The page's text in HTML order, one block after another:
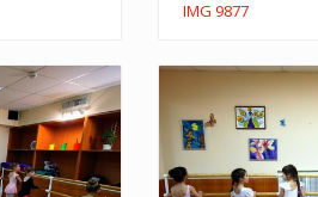
IMG 9877